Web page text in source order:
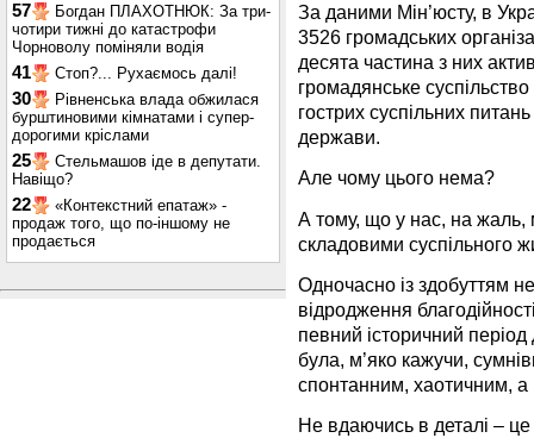
57
Богдан ПЛАХОТНЮК: За три-
чотири тижні до катастрофи
Чорноволу поміняли водія
41 Стоп?... Рухаємось далі!
30
Рівненська влада обжилася
бурштиновими кімнатами і супер-
дорогими кріслами
25
Стельмашов іде в депутати.
Навіщо?
22
«Контекстний епатаж» -
продаж того, що по-іншому не
продається
За даними Мін’юсту, в
3526 громадських
десята частина з них
громадянське
гострих суспільних
держави.
Але чому цього нема?
А тому, що у нас, на жаль,
складовими суспільного
Одночасно із здобуттям
відродження
певний історичний період
була, м’яко кажучи,
спонтанним, хаотичним, а
Не вдаючись в деталі –